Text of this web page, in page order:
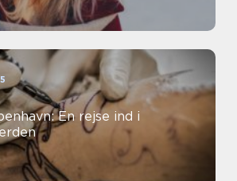
En rejse ind i